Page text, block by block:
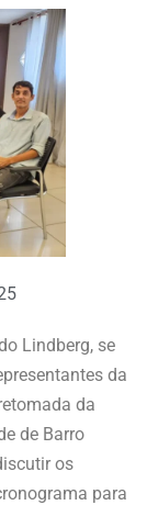
Lindberg, se
da
da
de Barro
os
para